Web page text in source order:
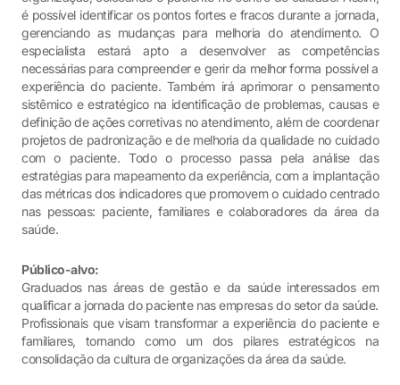
Sobre a ULBRA
é possível identificar os pontos fortes e fracos durante a jornada,
gerenciando as mudanças para melhoria do atendimento. O
especialista estará apto a desenvolver as competências
necessárias para compreender e gerir da melhor forma possível a
experiência do paciente. Também irá aprimorar o pensamento
sistêmico e estratégico na identificação de problemas, causas e
definição de ações corretivas no atendimento, além de coordenar
projetos de padronização e de melhoria da qualidade no cuidado
com o paciente. Todo o processo passa pela análise das
estratégias para mapeamento da experiência, com a implantação
das métricas dos indicadores que promovem o cuidado centrado
nas pessoas: paciente, familiares e colaboradores da área da
saúde.
Público-alvo:
Graduados nas áreas de gestão e da saúde interessados em
qualificar a jornada do paciente nas empresas do setor da saúde.
Profissionais que visam transformar a experiência do paciente e
familiares, tornando como um dos pilares estratégicos na
consolidação da cultura de organizações da área da saúde.